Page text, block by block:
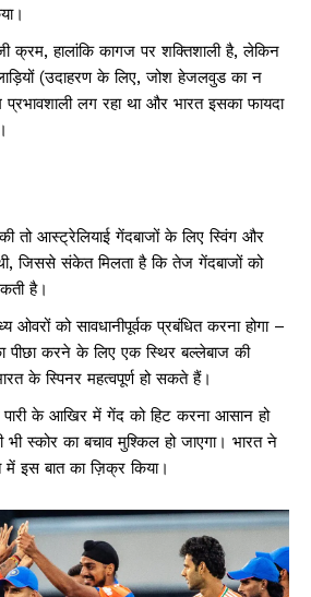
क्रम, हालांकि कागज पर शक्तिशाली है, लेकिन
(उदाहरण के लिए, जोश हेजलवुड का न
प्रभावशाली लग रहा था और भारत इसका फायदा
तो आस्ट्रेलियाई गेंदबाजों के लिए स्विंग और
जिससे संकेत मिलता है कि तेज गेंदबाजों को
है।
ओवरों को सावधानीपूर्वक प्रबंधित करना होगा –
पीछा करने के लिए एक स्थिर बल्लेबाज की
के स्पिनर महत्वपूर्ण हो सकते हैं।
के आखिर में गेंद को हिट करना आसान हो
स्कोर का बचाव मुश्किल हो जाएगा। भारत ने
इस बात का ज़िक्र किया।